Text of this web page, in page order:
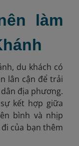
làm
du khách có
lân cận để trải
địa phương.
kết hợp giữa
bình và nhịp
của bạn thêm